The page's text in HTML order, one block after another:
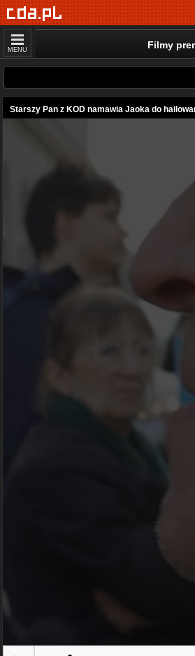
MENU Filmy
Starszy Pan z KOD namawia Jaoka do